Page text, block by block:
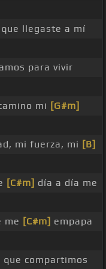
llegaste a mí
para vivir
mi [G#m]
mi fuerza, mi [B]
[C#m] día a día me
me [C#m] empapa
que compartimos